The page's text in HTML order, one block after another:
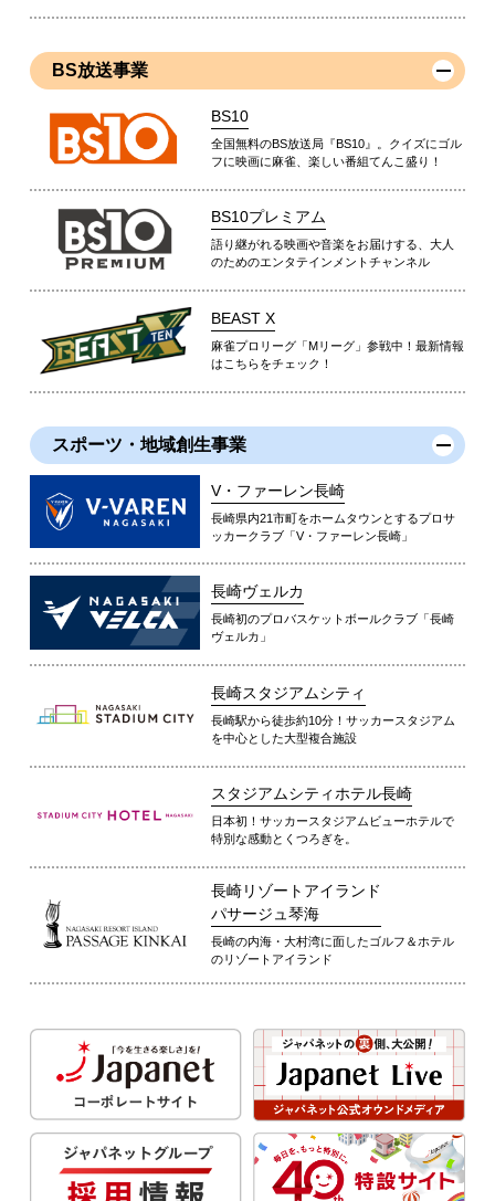
BS放送事業
BS10
全国無料のBS放送局『BS10』。クイズにゴル
フに映画に麻雀、楽しい番組てんこ盛り！
BS10プレミアム
語り継がれる映画や音楽をお届けする、大人
のためのエンタテインメントチャンネル
BEAST X
麻雀プロリーグ「Mリーグ」参戦中！最新情報
はこちらをチェック！
スポーツ・地域創生事業
V・ファーレン長崎
長崎県内21市町をホームタウンとするプロサ
ッカークラブ「V・ファーレン長崎」
長崎ヴェルカ
長崎初のプロバスケットボールクラブ「長崎
ヴェルカ」
長崎スタジアムシティ
長崎駅から徒歩約10分！サッカースタジアム
を中心とした大型複合施設
スタジアムシティホテル長崎
日本初！サッカースタジアムビューホテルで
特別な感動とくつろぎを。
長崎リゾートアイランド
パサージュ琴海
長崎の内海・大村湾に面したゴルフ＆ホテル
のリゾートアイランド